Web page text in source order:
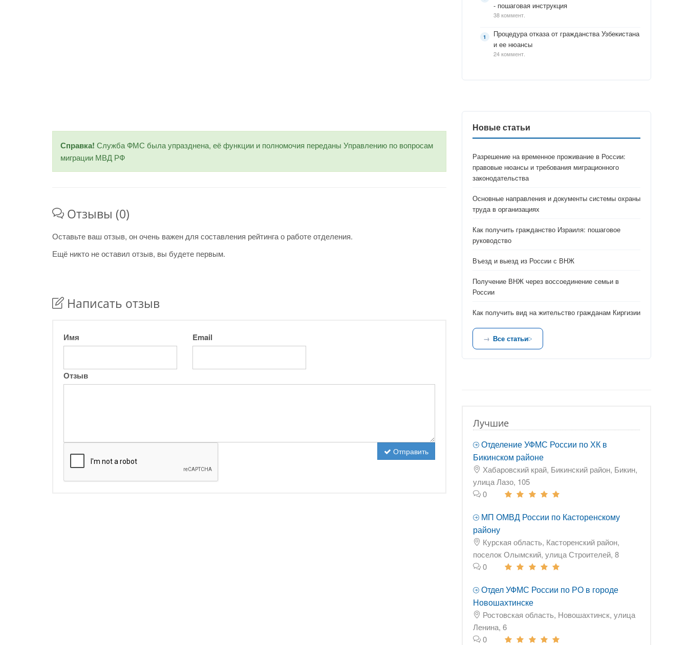
Справка! Служба ФМС была упразднена, её функции и полномочия переданы Управлению по вопросам
миграции МВД РФ
Отзывы (0)
Оставьте ваш отзыв, он очень важен для составления рейтинга о работе отделения.
Ещё никто не оставил отзыв, вы будете первым.
Написать отзыв
Имя Email
Отзыв
Отправить
- пошаговая инструкция
38 коммент.
Процедура отказа от гражданства Узбекистана
и ее нюансы
24 коммент.
Новые статьи
Разрешение на временное проживание в России:
правовые нюансы и требования миграционного
законодательства
Основные направления и документы системы охраны
труда в организациях
Как получить гражданство Израиля: пошаговое
руководство
Въезд и выезд из России с ВНЖ
Получение ВНЖ через воссоединение семьи в
России
Как получить вид на жительство гражданам Киргизии
Все статьи
Лучшие
Отделение УФМС России по ХК в
Бикинском районе
Хабаровский край, Бикинский район, Бикин,
улица Лазо, 105
0
МП ОМВД России по Касторенскому
району
Курская область, Касторенский район,
поселок Олымский, улица Строителей, 8
0
Отдел УФМС России по РО в городе
Новошахтинске
Ростовская область, Новошахтинск, улица
Ленина, 6
0